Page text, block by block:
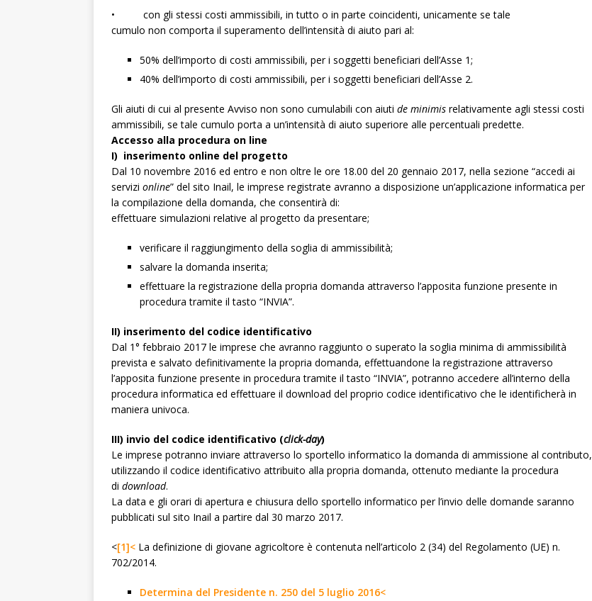
• con gli stessi costi ammissibili, in tutto o in parte coincidenti, unicamente se tale
cumulo non comporta il superamento dell’intensità di aiuto pari al:
50% dell’importo di costi ammissibili, per i soggetti beneficiari dell’Asse 1;
40% dell’importo di costi ammissibili, per i soggetti beneficiari dell’Asse 2.
Gli aiuti di cui al presente Avviso non sono cumulabili con aiuti de minimis relativamente agli stessi costi
ammissibili, se tale cumulo porta a un’intensità di aiuto superiore alle percentuali predette.
Accesso alla procedura on line
I) inserimento online del progetto
Dal 10 novembre 2016 ed entro e non oltre le ore 18.00 del 20 gennaio 2017, nella sezione “accedi ai
servizi online” del sito Inail, le imprese registrate avranno a disposizione un’applicazione informatica per
la compilazione della domanda, che consentirà di:
effettuare simulazioni relative al progetto da presentare;
verificare il raggiungimento della soglia di ammissibilità;
salvare la domanda inserita;
effettuare la registrazione della propria domanda attraverso l’apposita funzione presente in
procedura tramite il tasto “INVIA”.
II) inserimento del codice identificativo
Dal 1° febbraio 2017 le imprese che avranno raggiunto o superato la soglia minima di ammissibilità
prevista e salvato definitivamente la propria domanda, effettuandone la registrazione attraverso
l’apposita funzione presente in procedura tramite il tasto “INVIA”, potranno accedere all’interno della
procedura informatica ed effettuare il download del proprio codice identificativo che le identificherà in
maniera univoca.
III) invio del codice identificativo (click-day)
Le imprese potranno inviare attraverso lo sportello informatico la domanda di ammissione al contributo,
utilizzando il codice identificativo attribuito alla propria domanda, ottenuto mediante la procedura
di download.
La data e gli orari di apertura e chiusura dello sportello informatico per l’invio delle domande saranno
pubblicati sul sito Inail a partire dal 30 marzo 2017.
<[1]< La definizione di giovane agricoltore è contenuta nell’articolo 2 (34) del Regolamento (UE) n.
702/2014.
Determina del Presidente n. 250 del 5 luglio 2016<